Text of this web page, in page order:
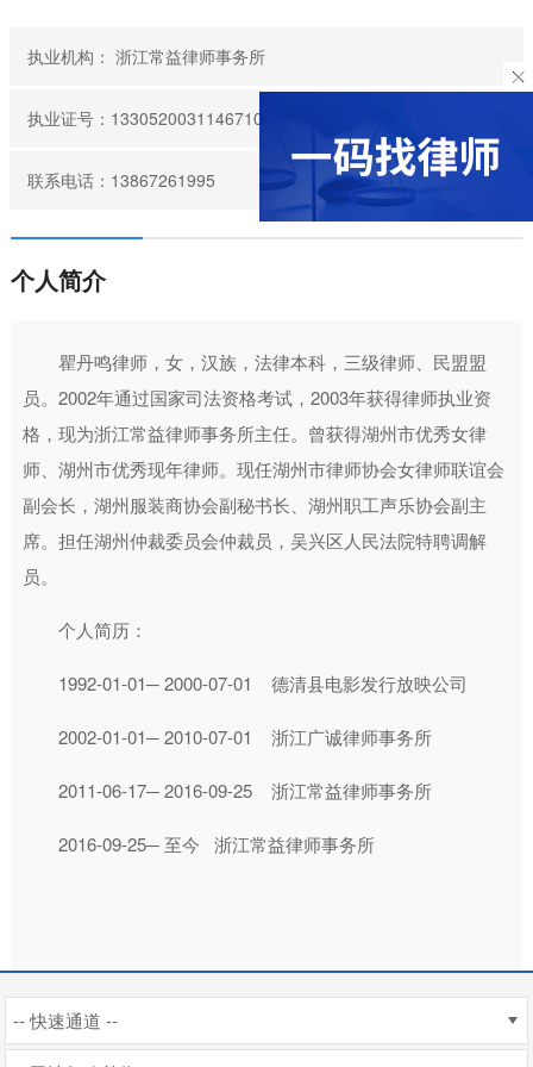
执业机构： 浙江常益律师事务所
执业证号：13305200311467104
联系电话：13867261995
个人简介
瞿丹鸣律师，女，汉族，法律本科，三级律师、民盟盟
员。2002年通过国家司法资格考试，2003年获得律师执业资
格，现为浙江常益律师事务所主任。曾获得湖州市优秀女律
师、湖州市优秀现年律师。现任湖州市律师协会女律师联谊会
副会长，湖州服装商协会副秘书长、湖州职工声乐协会副主
席。担任湖州仲裁委员会仲裁员，吴兴区人民法院特聘调解
员。
个人简历：
1992-01-01─ 2000-07-01 德清县电影发行放映公司
2002-01-01─ 2010-07-01 浙江广诚律师事务所
2011-06-17─ 2016-09-25 浙江常益律师事务所
2016-09-25─ 至今 浙江常益律师事务所
-- 快速通道 --